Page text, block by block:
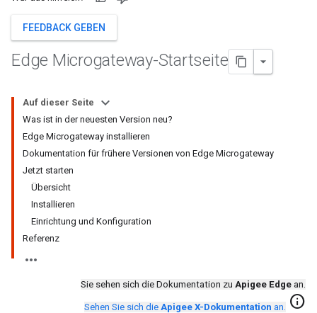
FEEDBACK GEBEN
Edge Microgateway-Startseite
Auf dieser Seite
Was ist in der neuesten Version neu?
Edge Microgateway installieren
Dokumentation für frühere Versionen von Edge Microgateway
Jetzt starten
Übersicht
Installieren
Einrichtung und Konfiguration
Referenz
Sie sehen sich die Dokumentation zu Apigee Edge an.
Sehen Sie sich die Apigee X-Dokumentation an. info